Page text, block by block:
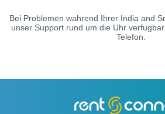
Bei Problemen wahrend Ihrer India and
unser Support rund um die Uhr
Telefon.